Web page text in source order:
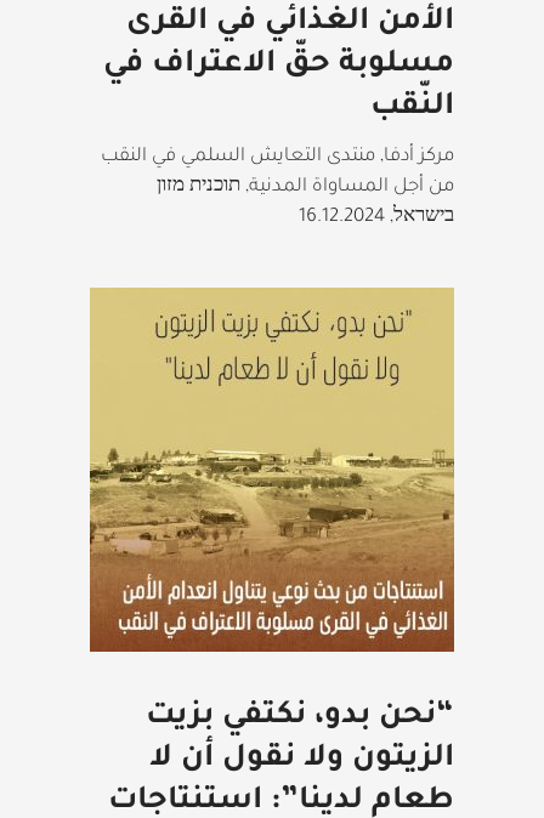
الأمن الغذائي في القرى
مسلوبة حقّ الاعتراف في
النّقب
مركز أدفا, منتدى التعايش السلمي في النقب
من أجل المساواة المدنية, תוכנית מזון
בישראל,
16.12.2024
“نحن بدو، نكتفي بزيت
الزيتون ولا نقول أن لا
طعام لدينا”: استنتاجات